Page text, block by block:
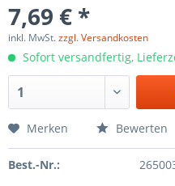
7,69 € *
inkl. MwSt.zzgl. Versandkosten
Sofort versandfertig,
Merken Bewerten
Best.-Nr.: